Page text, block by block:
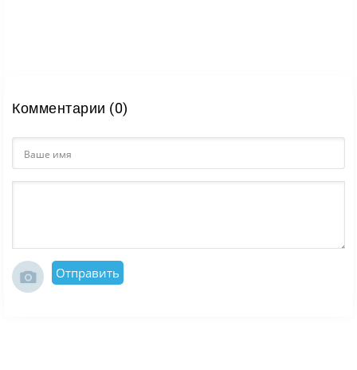
Комментарии (0)
Отправить